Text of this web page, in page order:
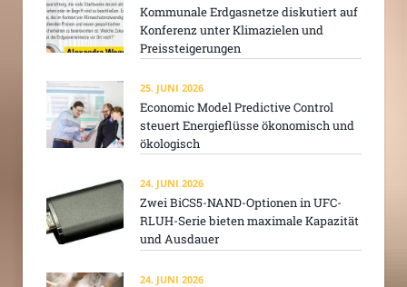
Kommunale Erdgasnetze diskutiert auf
Konferenz unter Klimazielen und
Preissteigerungen
25. JUNI 2026
Economic Model Predictive Control
steuert Energieflüsse ökonomisch und
ökologisch
24. JUNI 2026
Zwei BiCS5-NAND-Optionen in UFC-
RLUH-Serie bieten maximale Kapazität
und Ausdauer
24. JUNI 2026